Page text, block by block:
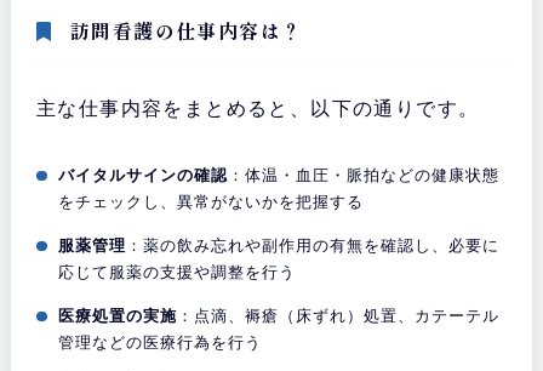
訪問看護の仕事内容は？
主な仕事内容をまとめると、以下の通りです。
バイタルサインの確認 ：体温・血圧・脈拍などの健康状態
をチェックし、異常がないかを把握する
服薬管理 ：薬の飲み忘れや副作用の有無を確認し、必要に
応じて服薬の支援や調整を行う
医療処置の実施 ：点滴、褥瘡（床ずれ）処置、カテーテル
管理などの医療行為を行う